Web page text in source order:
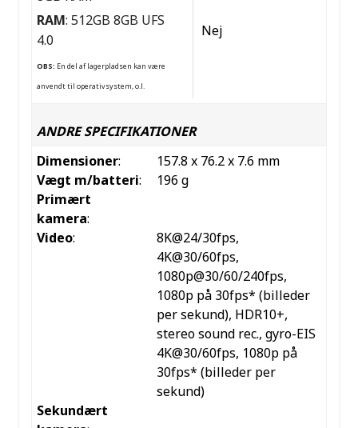
RAM: 512GB 8GB UFS
4.0
OBS: En del af lagerpladsen kan være
anvendt til operativsystem, o.l.
Nej
ANDRE SPECIFIKATIONER
Dimensioner:
157.8 x 76.2 x 7.6 mm
Vægt m/batteri:
196 g
Primært
kamera:
Video:
8K@24/30fps,
4K@30/60fps,
1080p@30/60/240fps,
1080p på 30fps* (billeder
per sekund), HDR10+,
stereo sound rec., gyro-EIS
4K@30/60fps, 1080p på
30fps* (billeder per
sekund)
Sekundært